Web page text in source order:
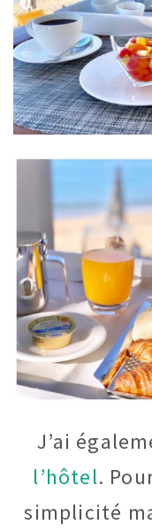
J’ai
l’hôtel.
simplicité